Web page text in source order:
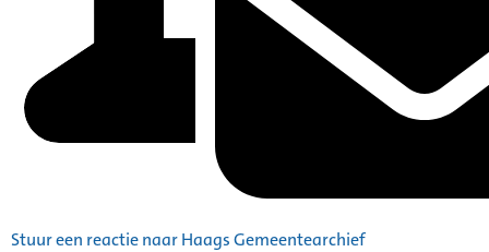
Stuur een reactie naar Haags Gemeentearchief